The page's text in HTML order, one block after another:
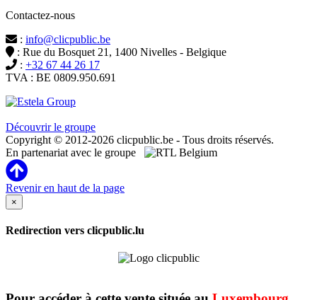
Contactez-nous
: info@clicpublic.be
: Rue du Bosquet 21, 1400 Nivelles - Belgique
: +32 67 44 26 17
TVA : BE 0809.950.691
Découvrir le groupe
Copyright © 2012-2026 clicpublic.be - Tous droits réservés.
En partenariat avec le groupe
Revenir en haut de la page
×
Redirection vers clicpublic.lu